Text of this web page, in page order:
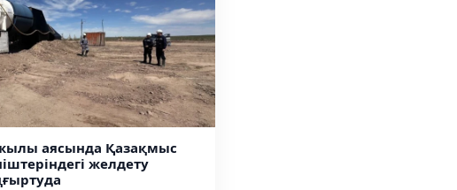
жылы аясында Қазақмыс
желдету